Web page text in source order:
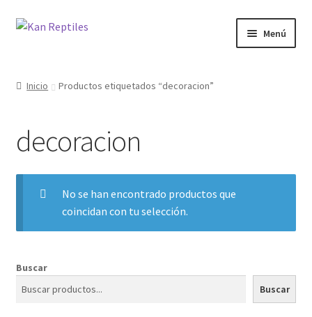
Ir
Ir
Menú
Blog
Inicio Productos etiquetados “decoracion”
decoracion
No se han encontrado productos que
coincidan con tu selección.
Buscar
Buscar